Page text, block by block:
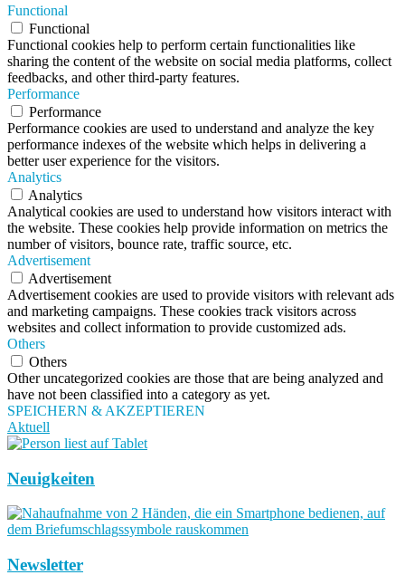
Functional
Functional
Functional cookies help to perform certain functionalities like
sharing the content of the website on social media platforms, collect
feedbacks, and other third-party features.
Performance
Performance
Performance cookies are used to understand and analyze the key
performance indexes of the website which helps in delivering a
better user experience for the visitors.
Analytics
Analytics
Analytical cookies are used to understand how visitors interact with
the website. These cookies help provide information on metrics the
number of visitors, bounce rate, traffic source, etc.
Advertisement
Advertisement
Advertisement cookies are used to provide visitors with relevant ads
and marketing campaigns. These cookies track visitors across
websites and collect information to provide customized ads.
Others
Others
Other uncategorized cookies are those that are being analyzed and
have not been classified into a category as yet.
SPEICHERN & AKZEPTIEREN
Aktuell
Neuigkeiten
Newsletter